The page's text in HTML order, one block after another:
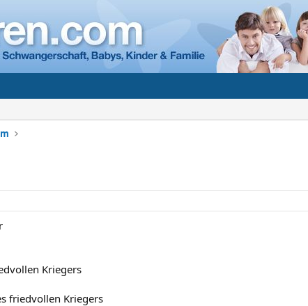
Kriegers
friedvollen Kriegers